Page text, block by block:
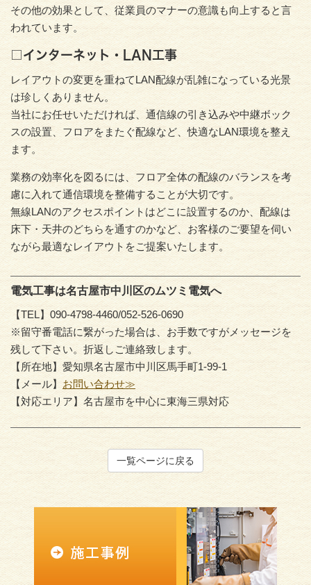
その他の効果として、従業員のマナーの意識も向上すると言
われています。
□インターネット・LAN工事
レイアウトの変更を重ねてLAN配線が乱雑になっている光景
は珍しくありません。
当社にお任せいただければ、通信線の引き込みや中継ボック
スの設置、フロアをまたぐ配線など、快適なLAN環境を整え
ます。
業務の効率化を図るには、フロア全体の配線のバランスを考
慮に入れて通信環境を整備することが大切です。
無線LANのアクセスポイントはどこに設置するのか、配線は
床下・天井のどちらを通すのかなど、お客様のご要望を伺い
ながら最適なレイアウトをご提案いたします。
電気工事は名古屋市中川区のムツミ電気へ
【TEL】090-4798-4460/052-526-0690
※留守番電話に繋がった場合は、お手数ですがメッセージを
残して下さい。折返しご連絡致します。
【所在地】愛知県名古屋市中川区馬手町1-99-1
【メール】 お問い合わせ≫
【対応エリア】名古屋市を中心に東海三県対応
一覧ページに戻る